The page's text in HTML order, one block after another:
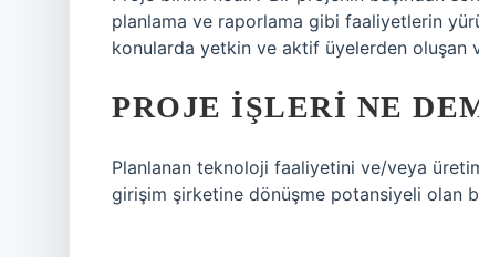
planlama ve raporlama gibi faaliyetlerin
konularda yetkin ve aktif üyelerden
PROJE IŞLERI NE
Planlanan teknoloji faaliyetini ve/veya
girişim şirketine dönüşme potansiyeli olan